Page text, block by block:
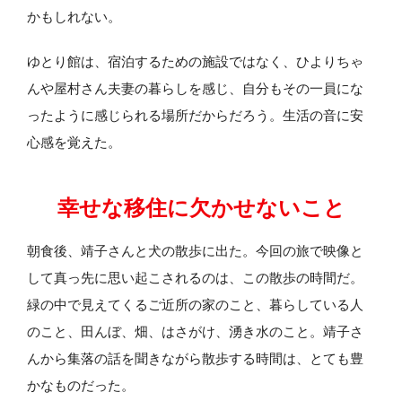
かもしれない。
ゆとり館は、宿泊するための施設ではなく、ひよりちゃ
んや屋村さん夫妻の暮らしを感じ、自分もその一員にな
ったように感じられる場所だからだろう。生活の音に安
心感を覚えた。
幸せな移住に欠かせないこと
朝食後、靖子さんと犬の散歩に出た。今回の旅で映像と
して真っ先に思い起こされるのは、この散歩の時間だ。
緑の中で見えてくるご近所の家のこと、暮らしている人
のこと、田んぼ、畑、はさがけ、湧き水のこと。靖子さ
んから集落の話を聞きながら散歩する時間は、とても豊
かなものだった。